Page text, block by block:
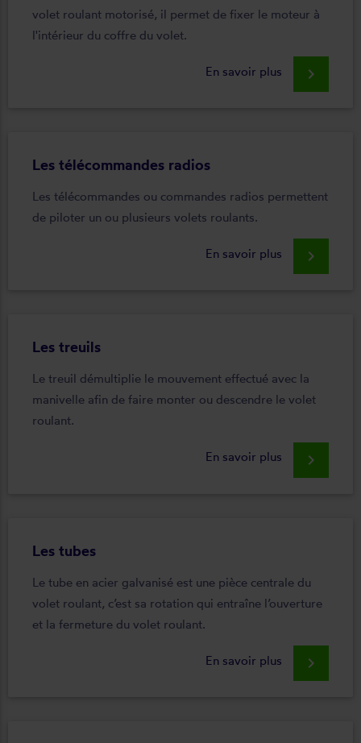
volet roulant motorisé, il permet de fixer le moteur à
l'intérieur du coffre du volet.
En savoir plus keyboard_arrow_right
Les télécommandes radios
Les télécommandes ou commandes radios permettent
de piloter un ou plusieurs volets roulants.
En savoir plus keyboard_arrow_right
Les treuils
Le treuil démultiplie le mouvement effectué avec la
manivelle afin de faire monter ou descendre le volet
roulant.
En savoir plus keyboard_arrow_right
Les tubes
Le tube en acier galvanisé est une pièce centrale du
volet roulant, c’est sa rotation qui entraîne l’ouverture
et la fermeture du volet roulant.
En savoir plus keyboard_arrow_right